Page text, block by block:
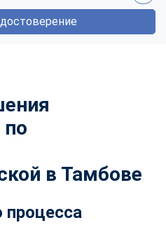
в Тамбове
процесса